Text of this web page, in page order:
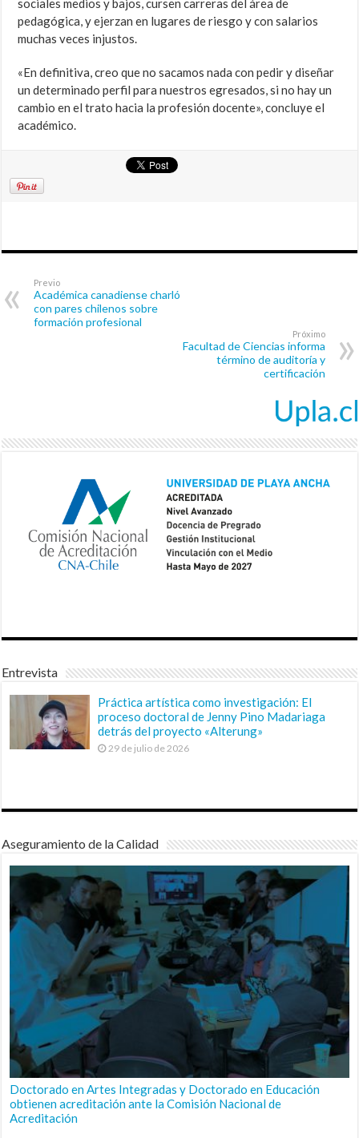
sociales medios y bajos, cursen carreras del área de
pedagógica, y ejerzan en lugares de riesgo y con salarios
muchas veces injustos.
«En definitiva, creo que no sacamos nada con pedir y diseñar
un determinado perfil para nuestros egresados, si no hay un
cambio en el trato hacia la profesión docente», concluye el
académico.
Previo
Académica canadiense charló
con pares chilenos sobre
formación profesional
Próximo
Facultad de Ciencias informa
término de auditoría y
certificación
Entrevista
Práctica artística como investigación: El
proceso doctoral de Jenny Pino Madariaga
detrás del proyecto «Alterung»
29 de julio de 2026
Aseguramiento de la Calidad
Doctorado en Artes Integradas y Doctorado en Educación
obtienen acreditación ante la Comisión Nacional de
Acreditación